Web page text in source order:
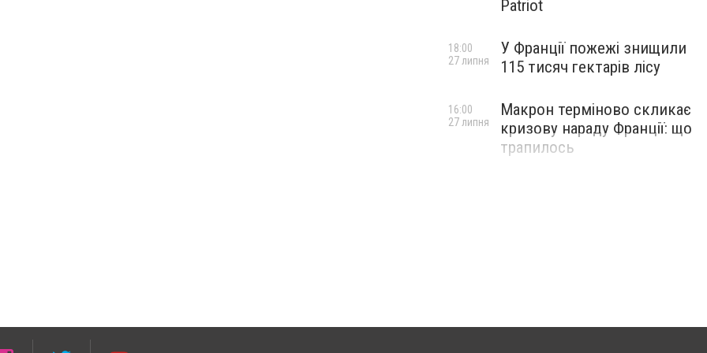
Patriot
У Франції пожежі знищили
115 тисяч гектарів лісу
18:00
27 липня
Макрон терміново скликає
кризову нараду Франції: що
трапилось
16:00
27 липня